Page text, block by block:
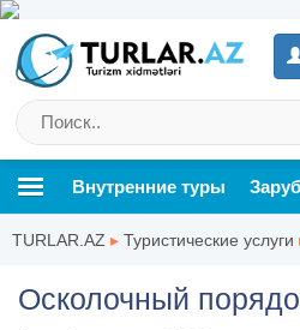
Внутренние туры
TURLAR.AZ ▸ Туристические услуги
Осколочный